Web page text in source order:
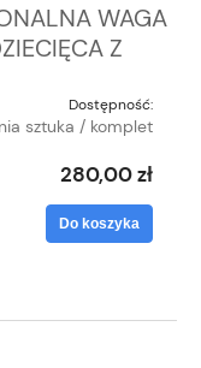
WAGA
Z
Dostępność:
sztuka / komplet
280,00 zł
Do koszyka